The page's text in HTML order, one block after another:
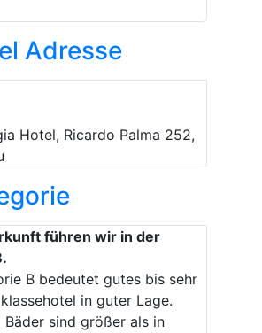
Adresse
Hotel, Ricardo Palma 252,
führen wir in der
B bedeutet gutes bis sehr
in guter Lage.
Bäder sind größer als in